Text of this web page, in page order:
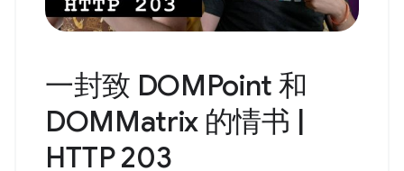
一封致 DOMPoint 和
DOMMatrix 的情书 |
HTTP 203